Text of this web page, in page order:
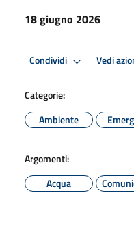
18 giugno 2026
Condividi Vedi
Categorie:
Ambiente
Argomenti:
Acqua